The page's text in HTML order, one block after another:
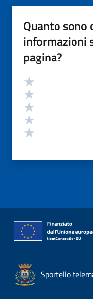
Quanto sono
informazioni
pagina?
Valutazione
Sportello